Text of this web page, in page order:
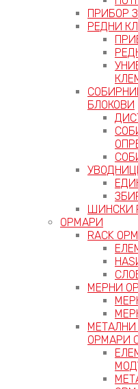
ПРИБОР
РЕДНИ
БЛОКОВИ
ШИНСКИ
ОРМАРИ
RACK
МЕРНИ
ОРМАРИ